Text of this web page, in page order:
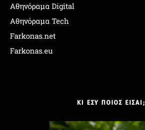
Αθηνόραμα Digital
Αθηνόραμα Tech
Farkonas.net
Farkonas.eu
ΚΙ ΕΣΥ ΠΟΙΟΣ ΕΙΣΑΙ;